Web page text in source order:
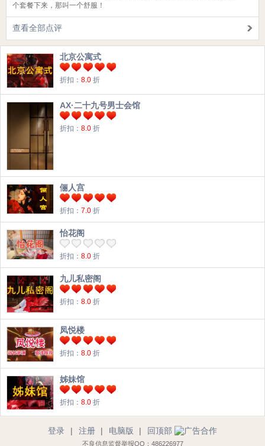
个套餐下来，那叫一个舒服！
查看全部点评
北京公寓式
折扣： 8.0 折
AX·二十九号男士会馆
折扣： 8.0 折
俪人宫
折扣： 7.0 折
怡花阁
折扣： 8.0 折
九儿私密阁
折扣： 8.0 折
凤悦楼
折扣： 8.0 折
姊妹馆
折扣： 8.0 折
登录 | 注册 | 电脑版 | 回顶部
不良信息监督举报QQ：486226977